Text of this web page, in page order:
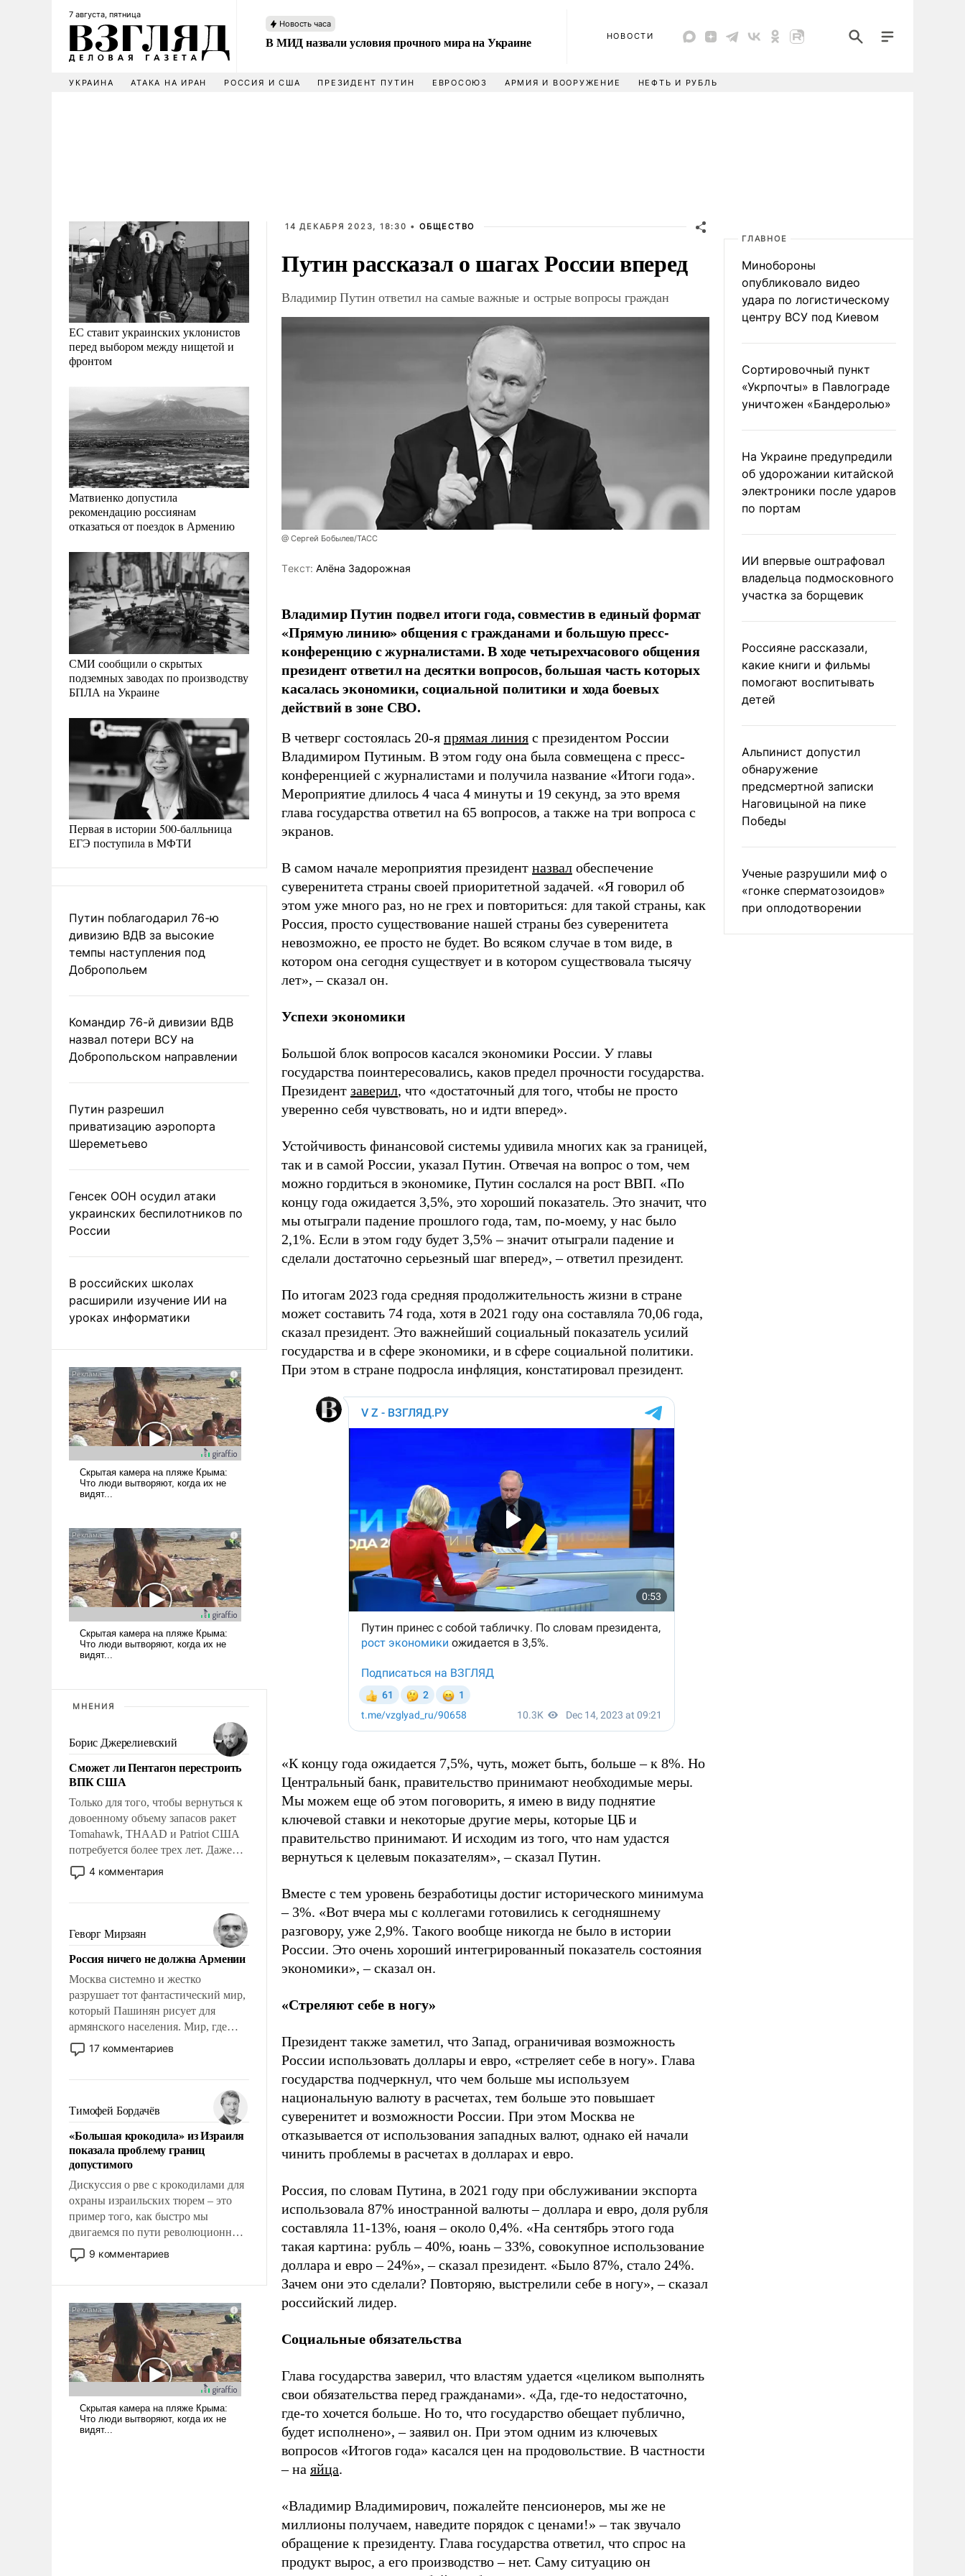
7 августа, пятница
Новость часа
В МИД назвали условия прочного мира на Украине НОВОСТИ
УКРАИНА АТАКА НА ИРАН РОССИЯ И США ПРЕЗИДЕНТ ПУТИН ЕВРОСОЮЗ АРМИЯ И ВООРУЖЕНИЕ НЕФТЬ И РУБЛЬ
ЕС ставит украинских уклонистов
перед выбором между нищетой и
фронтом
Матвиенко допустила
рекомендацию россиянам
отказаться от поездок в Армению
СМИ сообщили о скрытых
подземных заводах по производству
БПЛА на Украине
Первая в истории 500-балльница
ЕГЭ поступила в МФТИ
Путин поблагодарил 76-ю
дивизию ВДВ за высокие
темпы наступления под
Добропольем
Командир 76-й дивизии ВДВ
назвал потери ВСУ на
Добропольском направлении
Путин разрешил
приватизацию аэропорта
Шереметьево
Генсек ООН осудил атаки
украинских беспилотников по
России
В российских школах
расширили изучение ИИ на
уроках информатики
МНЕНИЯ
Борис Джерелиевский
Сможет ли Пентагон перестроить
ВПК США
Только для того, чтобы вернуться к
довоенному объему запасов ракет
Tomahawk, THAAD и Patriot США
потребуется более трех лет. Даже
небольшая война с Ираном
опустошила американские
уязвимости США, например, перед
Китаем.
4 комментария
Геворг Мирзаян
Россия ничего не должна Армении
Москва системно и жестко
разрушает тот фантастический мир,
который Пашинян рисует для
армянского населения. Мир, где
политические прожекты будут
безусловно оплачиваться за счет
где Еревану за свои поступки не
нужно отвечать.
17 комментариев
Тимофей Бордачёв
«Большая крокодила» из Израиля
показала проблему границ
допустимого
Дискуссия о рве с крокодилами для
охраны израильских тюрем – это
пример того, как быстро мы
двигаемся по пути революционных
изменений. То, что несколько лет
назад было образом для
9 комментариев
14 ДЕКАБРЯ 2023, 18:30 • ОБЩЕСТВО
Путин рассказал о шагах России вперед
Владимир Путин ответил на самые важные и острые вопросы граждан
@ Сергей Бобылев/ТАСС
Tекст: Алёна Задорожная
Владимир Путин подвел итоги года, совместив в единый формат
«Прямую линию» общения с гражданами и большую пресс-
конференцию с журналистами. В ходе четырехчасового общения
президент ответил на десятки вопросов, большая часть которых
касалась экономики, социальной политики и хода боевых
действий в зоне СВО.
В четверг состоялась 20-я прямая линия с президентом России
Владимиром Путиным. В этом году она была совмещена с пресс-
конференцией с журналистами и получила название «Итоги года».
Мероприятие длилось 4 часа 4 минуты и 19 секунд, за это время
глава государства ответил на 65 вопросов, а также на три вопроса с
экранов.
В самом начале мероприятия президент назвал обеспечение
суверенитета страны своей приоритетной задачей. «Я говорил об
этом уже много раз, но не грех и повториться: для такой страны, как
Россия, просто существование нашей страны без суверенитета
невозможно, ее просто не будет. Во всяком случае в том виде, в
котором она сегодня существует и в котором существовала тысячу
лет», – сказал он.
Успехи экономики
Большой блок вопросов касался экономики России. У главы
государства поинтересовались, каков предел прочности государства.
Президент заверил, что «достаточный для того, чтобы не просто
уверенно себя чувствовать, но и идти вперед».
Устойчивость финансовой системы удивила многих как за границей,
так и в самой России, указал Путин. Отвечая на вопрос о том, чем
можно гордиться в экономике, Путин сослался на рост ВВП. «По
концу года ожидается 3,5%, это хороший показатель. Это значит, что
мы отыграли падение прошлого года, там, по-моему, у нас было
2,1%. Если в этом году будет 3,5% – значит отыграли падение и
сделали достаточно серьезный шаг вперед», – ответил президент.
По итогам 2023 года средняя продолжительность жизни в стране
может составить 74 года, хотя в 2021 году она составляла 70,06 года,
сказал президент. Это важнейший социальный показатель усилий
государства и в сфере экономики, и в сфере социальной политики.
При этом в стране подросла инфляция, констатировал президент.
«К концу года ожидается 7,5%, чуть, может быть, больше – к 8%. Но
Центральный банк, правительство принимают необходимые меры.
Мы можем еще об этом поговорить, я имею в виду поднятие
ключевой ставки и некоторые другие меры, которые ЦБ и
правительство принимают. И исходим из того, что нам удастся
вернуться к целевым показателям», – сказал Путин.
Вместе с тем уровень безработицы достиг исторического минимума
– 3%. «Вот вчера мы с коллегами готовились к сегодняшнему
разговору, уже 2,9%. Такого вообще никогда не было в истории
России. Это очень хороший интегрированный показатель состояния
экономики», – сказал он.
«Стреляют себе в ногу»
Президент также заметил, что Запад, ограничивая возможность
России использовать доллары и евро, «стреляет себе в ногу». Глава
государства подчеркнул, что чем больше мы используем
национальную валюту в расчетах, тем больше это повышает
суверенитет и возможности России. При этом Москва не
отказывается от использования западных валют, однако ей начали
чинить проблемы в расчетах в долларах и евро.
Россия, по словам Путина, в 2021 году при обслуживании экспорта
использовала 87% иностранной валюты – доллара и евро, доля рубля
составляла 11-13%, юаня – около 0,4%. «На сентябрь этого года
такая картина: рубль – 40%, юань – 33%, совокупное использование
доллара и евро – 24%», – сказал президент. «Было 87%, стало 24%.
Зачем они это сделали? Повторяю, выстрелили себе в ногу», – сказал
российский лидер.
Социальные обязательства
Глава государства заверил, что властям удается «целиком выполнять
свои обязательства перед гражданами». «Да, где-то недостаточно,
где-то хочется больше. Но то, что государство обещает публично,
будет исполнено», – заявил он. При этом одним из ключевых
вопросов «Итогов года» касался цен на продовольствие. В частности
– на яйца.
«Владимир Владимирович, пожалейте пенсионеров, мы же не
миллионы получаем, наведите порядок с ценами!» – так звучало
обращение к президенту. Глава государства ответил, что спрос на
продукт вырос, а его производство – нет. Саму ситуацию он
ГЛАВНОЕ
Минобороны
опубликовало видео
удара по логистическому
центру ВСУ под Киевом
Сортировочный пункт
«Укрпочты» в Павлограде
уничтожен «Бандеролью»
На Украине предупредили
об удорожании китайской
электроники после ударов
по портам
ИИ впервые оштрафовал
владельца подмосковного
участка за борщевик
Россияне рассказали,
какие книги и фильмы
помогают воспитывать
детей
Альпинист допустил
обнаружение
предсмертной записки
Наговицыной на пике
Победы
Ученые разрушили миф о
«гонке сперматозоидов»
при оплодотворении